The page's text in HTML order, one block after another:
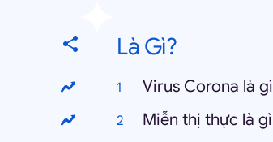
Là Gì?
Virus Corona là gì
Miễn thị thực là gì